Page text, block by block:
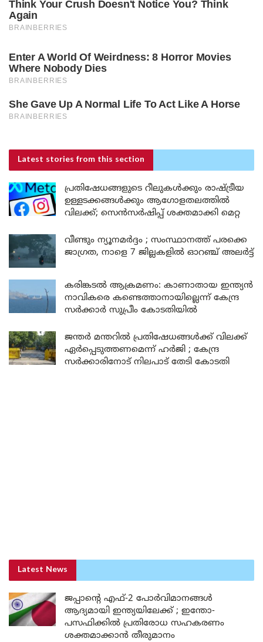
Latest stories from this section
പ്രതിഷേധങ്ങളുടെ റീലുകൾക്കും രാഷ്ട്രീയ
ഉള്ളടക്കങ്ങൾക്കും ആഗോളതലത്തിൽ
വിലക്ക്; സെൻസർഷിപ്പ് ശക്തമാക്കി മെറ്റ
വീണ്ടും ന്യൂനമർദ്ദം ; സംസ്ഥാനത്ത് പരക്കെ
ജാഗ്രത, നാളെ 7 ജില്ലകളിൽ ഓറഞ്ച് അലർട്ട്
കരിങ്കടൽ ആക്രമണം: കാണാതായ ഇന്ത്യൻ
നാവികരെ കണ്ടെത്താനായില്ലെന്ന് കേന്ദ്ര
സർക്കാർ സുപ്രീം കോടതിയിൽ
ജന്തർ മന്തറിൽ പ്രതിഷേധങ്ങൾക്ക് വിലക്ക്
ഏർപ്പെടുത്തണമെന്ന് ഹർജി ; കേന്ദ്ര
സർക്കാരിനോട് നിലപാട് തേടി കോടതി
Latest News
ജപ്പാന്റെ എഫ്-2 പോർവിമാനങ്ങൾ
ആദ്യമായി ഇന്ത്യയിലേക്ക് ; ഇന്തോ-
പസഫിക്കിൽ പ്രതിരോധ സഹകരണം
ശക്തമാക്കാൻ തീരുമാനം